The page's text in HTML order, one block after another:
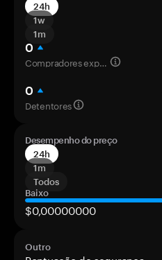
24h
1w
1m
0
Compradores experientes
0
Detentores
Desempenho do preço
24h
1m
Todos
Baixo
$0,00000000
Outro